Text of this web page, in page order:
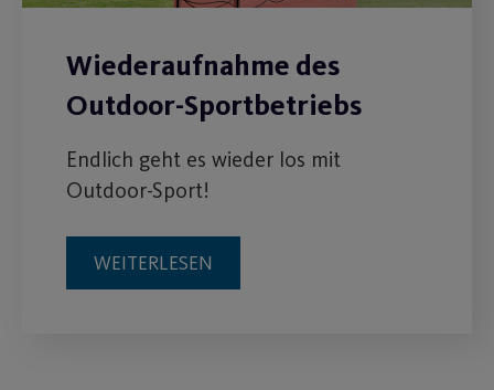
Wiederaufnahme des
Outdoor-Sportbetriebs
Endlich geht es wieder los mit
Outdoor-Sport!
WEITERLESEN